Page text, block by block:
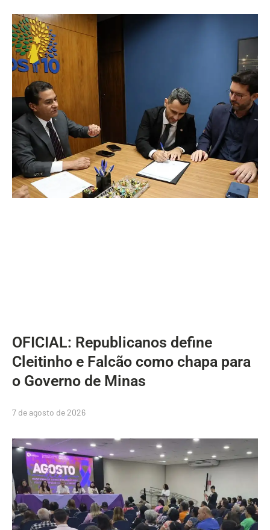
OFICIAL: Republicanos define
Cleitinho e Falcão como chapa para
o Governo de Minas
7 de agosto de 2026